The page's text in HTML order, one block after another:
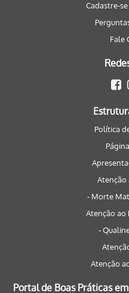
Cadastre-
Fale
Política
Atenção
- Morte
Atenção ao
-
Atenção
Portal de Boas Práticas